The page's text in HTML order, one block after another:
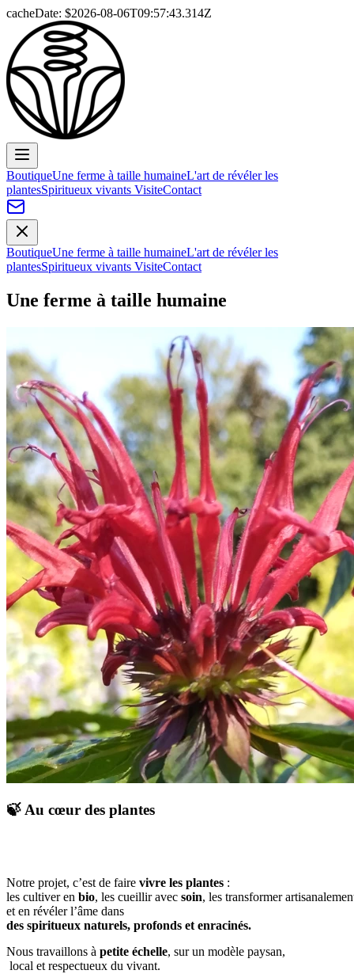
cacheDate: $2026-08-06T09:57:43.314Z
BoutiqueUne ferme à taille humaineL'art de révéler les
plantesSpiritueux vivants VisiteContact
BoutiqueUne ferme à taille humaineL'art de révéler les
plantesSpiritueux vivants VisiteContact
Une ferme à taille humaine
🍃 Au cœur des plantes
Notre projet, c’est de faire vivre les plantes :
les cultiver en bio, les cueillir avec soin, les transformer
et en révéler l’âme dans
des spiritueux naturels, profonds et enracinés.
Nous travaillons à petite échelle, sur un modèle paysan,
local et respectueux du vivant.